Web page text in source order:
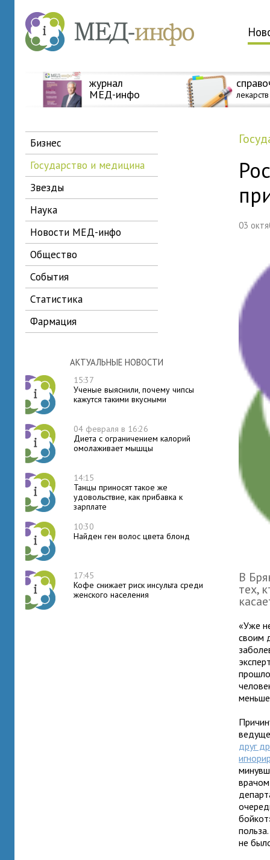
журнал
МЕД-инфо
бизнес
государство и медицина
звезды
наука
новости МЕД-инфо
общество
события
статистика
фармация
АКТУАЛЬНЫЕ НОВОСТИ
15:37
Ученые выяснили, почему чипсы
кажутся такими вкусными
04 февраля в 16:26
Диета с ограничением калорий
омолаживает мышцы
14:15
Танцы приносят такое же
удовольствие, как прибавка к
зарплате
10:30
Найден ген волос цвета блонд
17:45
Кофе снижает риск инсульта среди
женского населения
03
В
тех,
«Уже
своим
друг
не